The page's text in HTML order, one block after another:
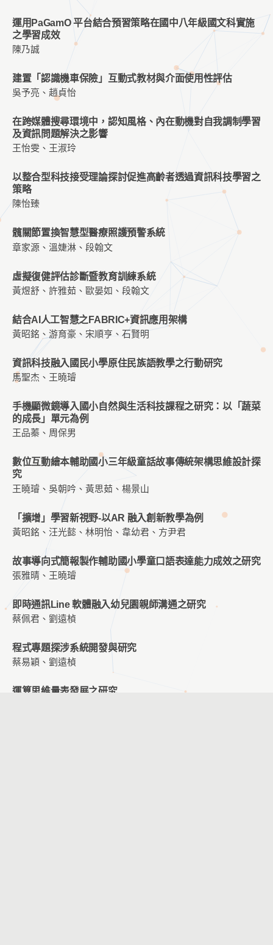
運用PaGamO 平台結合預習策略在國中八年級國文科實施
之學習成效
陳乃誠
建置「認識機車保險」互動式教材與介面使用性評估
吳予亮、趙貞怡
在跨媒體搜尋環境中，認知風格、內在動機對自我調制學習
及資訊問題解決之影響
王怡雯、王淑玲
以整合型科技接受理論探討促進高齡者透過資訊科技學習之
策略
陳怡臻
髖關節置換智慧型醫療照護預警系統
章家源、溫婕淋、段翰文
虛擬復健評估診斷暨教育訓練系統
黃煜舒、許雅茹、歐晏如、段翰文
結合AI人工智慧之FABRIC+資訊應用架構
黃昭銘、游育豪、宋順亨、石賢明
資訊科技融入國民小學原住民族語教學之行動研究
馬聖杰、王曉璿
手機顯微鏡導入國小自然與生活科技課程之研究：以「蔬菜
的成長」單元為例
王品蓁、周保男
數位互動繪本輔助國小三年級童話故事傳統架構思維設計探
究
王曉璿、吳朝吟、黃思茹、楊景山
「擴增」學習新視野-以AR 融入創新教學為例
黃昭銘、汪光懿、林明怡、韋幼君、方尹君
故事導向式簡報製作輔助國小學童口語表達能力成效之研究
張雅晴、王曉璿
即時通訊Line 軟體融入幼兒園親師溝通之研究
蔡佩君、劉遠楨
程式專題探涉系統開發與研究
蔡易穎、劉遠楨
運算思維量表發展之研究